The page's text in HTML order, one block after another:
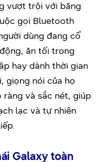
vượt trội với băng
gọi Bluetooth
dùng đang cổ
ăn tối trong
hay dành thời gian
giọng nói của họ
và sắc nét, giúp
lạc và tự nhiên
Galaxy toàn